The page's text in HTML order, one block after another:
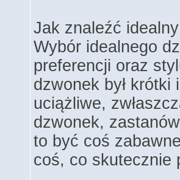
Jak znaleźć
Wybór idealnego
preferencji oraz
dzwonek był krótki
uciążliwe,
dzwonek,
to być coś
coś, co skutecznie